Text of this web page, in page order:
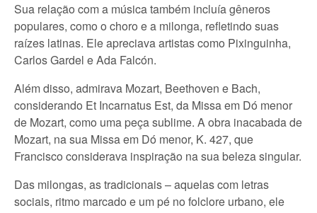
Sua relação com a música também incluía gêneros
populares, como o choro e a milonga, refletindo suas
raízes latinas. Ele apreciava artistas como Pixinguinha,
Carlos Gardel e Ada Falcón.
Além disso, admirava Mozart, Beethoven e Bach,
considerando Et Incarnatus Est, da Missa em Dó menor
de Mozart, como uma peça sublime. A obra inacabada de
Mozart, na sua Missa em Dó menor, K. 427, que
Francisco considerava inspiração na sua beleza singular.
Das milongas, as tradicionais – aquelas com letras
sociais, ritmo marcado e um pé no folclore urbano, ele